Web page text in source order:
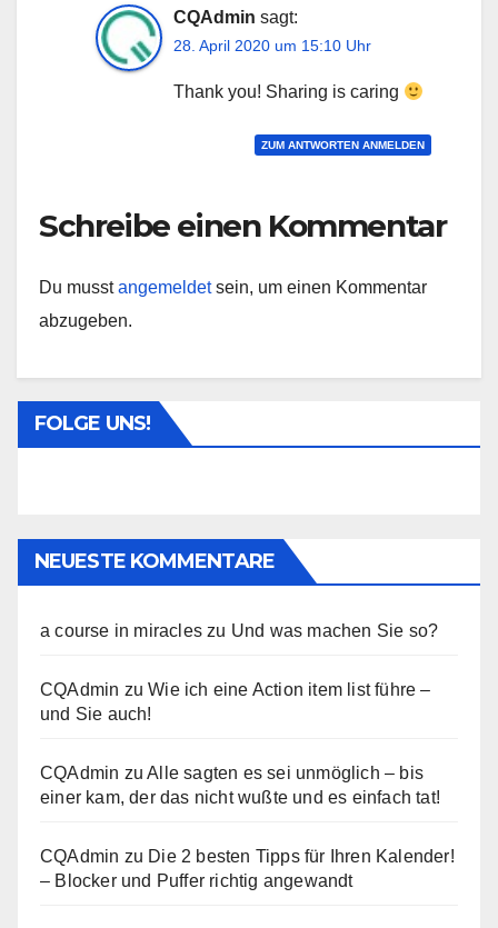
CQAdmin sagt:
28. April 2020 um 15:10 Uhr
Thank you! Sharing is caring
ZUM ANTWORTEN ANMELDEN
Schreibe einen Kommentar
Du musstangemeldetsein, um einen Kommentar
abzugeben.
FOLGE UNS!
NEUESTE KOMMENTARE
a course in miracles zu Und was machen Sie so?
CQAdmin zuWie ich eine Action item list führe –
und Sie auch!
CQAdmin zuAlle sagten es sei unmöglich – bis
einer kam, der das nicht wußte und es einfach tat!
CQAdmin zu Die 2 besten Tipps für Ihren Kalender!
– Blocker und Puffer richtig angewandt